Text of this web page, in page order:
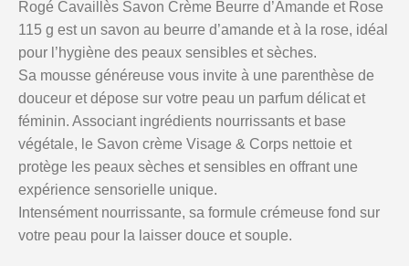
Rogé Cavaillès Savon Crème Beurre d’Amande et Rose
115 g est un savon au beurre d’amande et à la rose, idéal
pour l’hygiène des peaux sensibles et sèches.
Sa mousse généreuse vous invite à une parenthèse de
douceur et dépose sur votre peau un parfum délicat et
féminin. Associant ingrédients nourrissants et base
végétale, le Savon crème Visage & Corps nettoie et
protège les peaux sèches et sensibles en offrant une
expérience sensorielle unique.
Intensément nourrissante, sa formule crémeuse fond sur
votre peau pour la laisser douce et souple.